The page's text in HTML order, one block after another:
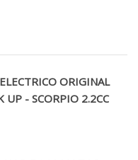
ORIGINAL
UP - SCORPIO 2.2CC